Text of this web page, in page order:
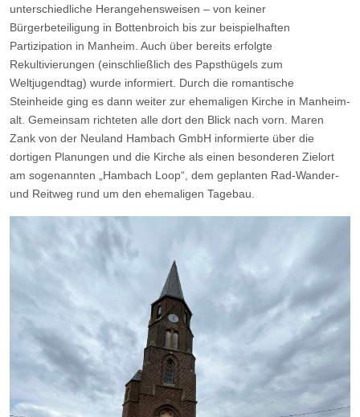
unterschiedliche Herangehensweisen – von keiner
Bürgerbeteiligung in Bottenbroich bis zur beispielhaften
Partizipation in Manheim. Auch über bereits erfolgte
Rekultivierungen (einschließlich des Papsthügels zum
Weltjugendtag) wurde informiert. Durch die romantische
Steinheide ging es dann weiter zur ehemaligen Kirche in Manheim-
alt. Gemeinsam richteten alle dort den Blick nach vorn. Maren
Zank von der Neuland Hambach GmbH informierte über die
dortigen Planungen und die Kirche als einen besonderen Zielort
am sogenannten „Hambach Loop“, dem geplanten Rad-Wander-
und Reitweg rund um den ehemaligen Tagebau.